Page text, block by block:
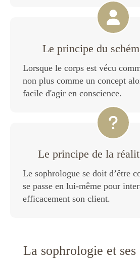
Le principe du
Lorsque le corps est vécu
non plus comme un concept
facile d'agir en conscience.
Le principe de la
Le sophrologue se doit d’être
se passe en lui-même pour
efficacement son client.
La sophrologie et